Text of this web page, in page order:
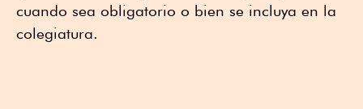
cuando sea obligatorio o bien se incluya en la
colegiatura.